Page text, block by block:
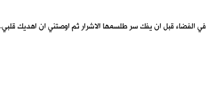
قبل ان يفك سر طلسمها الاشرار ثم اوصتني ان اهديك قلبي.